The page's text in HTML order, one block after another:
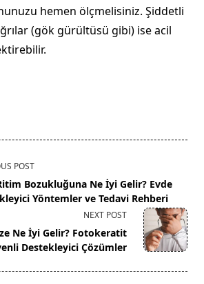
hemen ölçmelisiniz. Şiddetli
(gök gürültüsü gibi) ise acil
POST
Bozukluğuna Ne İyi Gelir? Evde
Yöntemler ve Tedavi Rehberi
NEXT POST
Ne İyi Gelir? Fotokeratit
Destekleyici Çözümler